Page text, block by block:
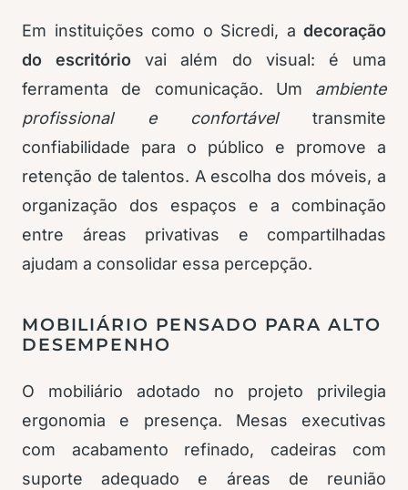
Em instituições como o Sicredi, a decoração
do escritório vai além do visual: é uma
ferramenta de comunicação. Um ambiente
profissional e confortáveltransmite
confiabilidade para o público e promove a
retenção de talentos. A escolha dos móveis, a
organização dos espaços e a combinação
entre áreas privativas e compartilhadas
ajudam a consolidar essa percepção.
MOBILIÁRIO PENSADO PARA ALTO
DESEMPENHO
O mobiliário adotado no projeto privilegia
ergonomia e presença. Mesas executivas
com acabamento refinado, cadeiras com
suporte adequado e áreas de reunião